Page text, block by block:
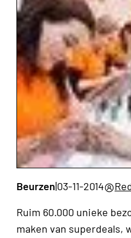
Beurzen|03-11-2014
Ruim 60.000 unieke
maken van superdeals,